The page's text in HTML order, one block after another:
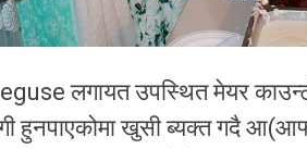
लगायत उपस्थित मेयर
हुनपाएकोमा खुसी ब्यक्त गदै